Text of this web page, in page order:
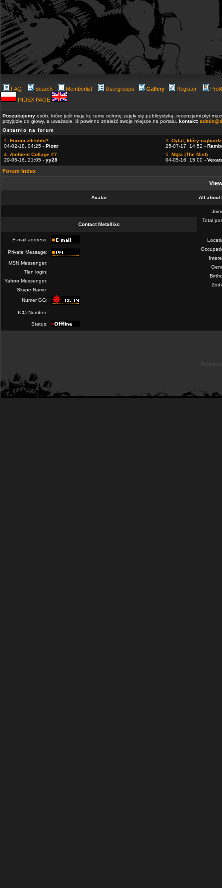
FAQ Search Memberlist Usergroups Gallery Register
INDEX PAGE
Poszukujemy osób, które jeśli mają ku temu ochotę zajęły się publicystyką, recenzjami płyt
przyjdzie do głowy, a uważacie, iż powinno znaleźć swoje miejsce na portalu. kontakt:
Ostatnio na forum
1. Forum zdechło?
04-02-18, 04:25 - Piottr
2. Cytat, który
25-07-17, 14:52 -
4. Ambient Collage #7
29-05-16, 21:05 - yy28
5. Mgla (The Mist)
04-05-16, 15:00 -
Forum Index
Avatar All about
Total
Contact Metallixc
E-mail address:
Private Message:
MSN Messenger:
Tlen login:
Yahoo Messenger:
Skype Name:
Numer GG:
ICQ Number:
Status: